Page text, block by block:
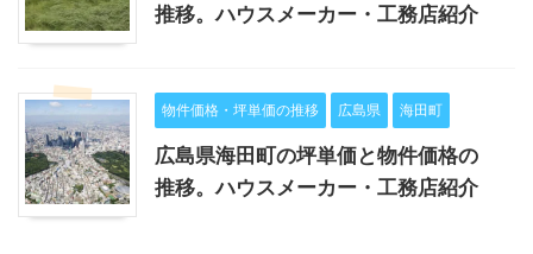
推移。ハウスメーカー・工務店紹介
物件価格・坪単価の推移 広島県 海田町
広島県海田町の坪単価と物件価格の
推移。ハウスメーカー・工務店紹介